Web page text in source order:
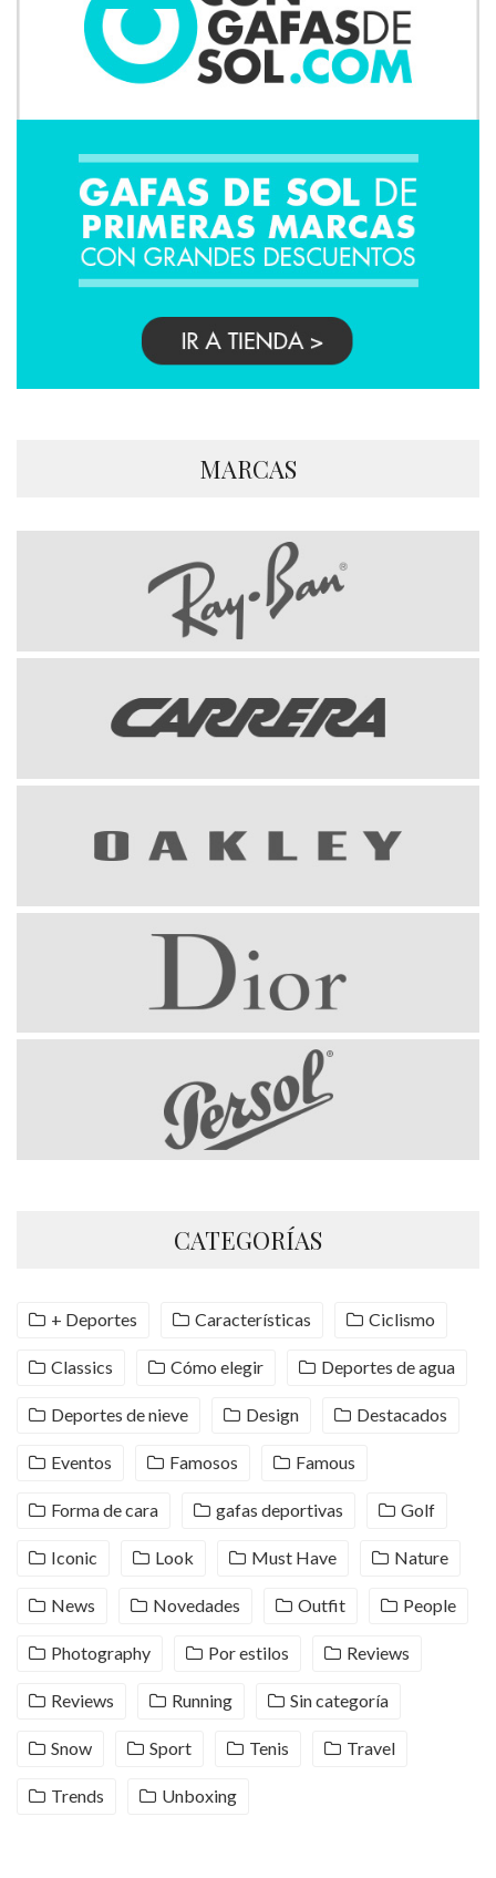
MARCAS
CATEGORÍAS
+ Deportes Características Ciclismo
Classics Cómo elegir Deportes de agua
Deportes de nieve Design Destacados
Eventos Famosos Famous
Forma de cara gafas deportivas Golf
Iconic Look Must Have Nature
News Novedades Outfit People
Photography Por estilos Reviews
Reviews Running Sin categoría
Snow Sport Tenis Travel
Trends Unboxing